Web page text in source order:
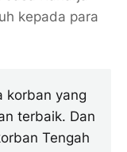
kepada para
korban yang
terbaik. Dan
Tengah